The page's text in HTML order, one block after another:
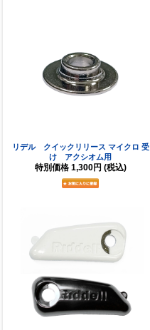
リデル クイックリリース マイクロ 受
け アクシオム用
特別価格 1,300円 (税込)